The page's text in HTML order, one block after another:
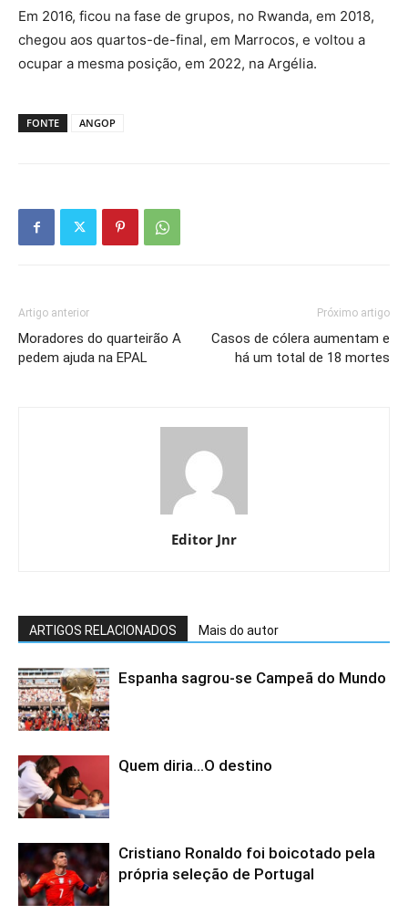
Em 2016, ficou na fase de grupos, no Rwanda, em 2018,
chegou aos quartos-de-final, em Marrocos, e voltou a
ocupar a mesma posição, em 2022, na Argélia.
FONTE ANGOP
Artigo anterior
Moradores do quarteirão A
pedem ajuda na EPAL
Próximo artigo
Casos de cólera aumentam e
há um total de 18 mortes
Editor Jnr
ARTIGOS RELACIONADOS Mais do autor
Espanha sagrou-se Campeã do Mundo
Quem diria…O destino
Cristiano Ronaldo foi boicotado pela
própria seleção de Portugal